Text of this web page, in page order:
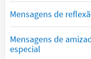
Mensagens de
Mensagens de
especial